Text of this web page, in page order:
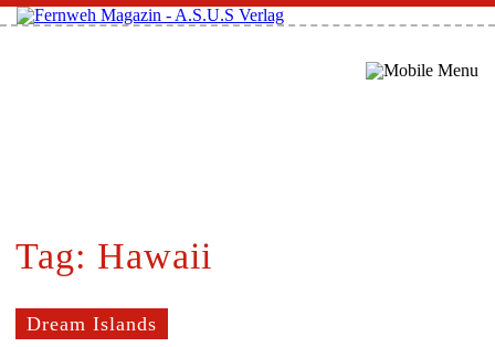
Tag: Hawaii
Dream Islands